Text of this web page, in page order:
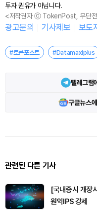
투자 권유가 아닙니다.
<저작권자 ⓒ TokenPost, 무단전
광고문의 기사제보 보도
#토큰포스트 #Datamaxiplus
텔레그램
구글뉴스
관련된 다른 기사
[국내증시 개장
원익IPS 강세